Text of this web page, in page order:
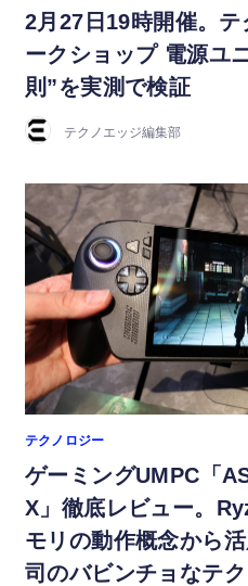
2月27日19時開催。
ークショップ 電源ユ
則”を実測で検証
テクノエッジ編集部
テクノロジー
ゲーミングUMPC「
X」徹底レビュー。
モリの動作概念から
司のバビンチョなテク